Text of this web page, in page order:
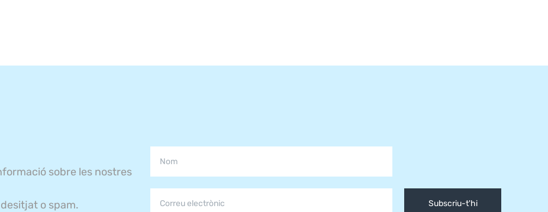
sobre les nostres
o spam.
Subscriu-t'hi